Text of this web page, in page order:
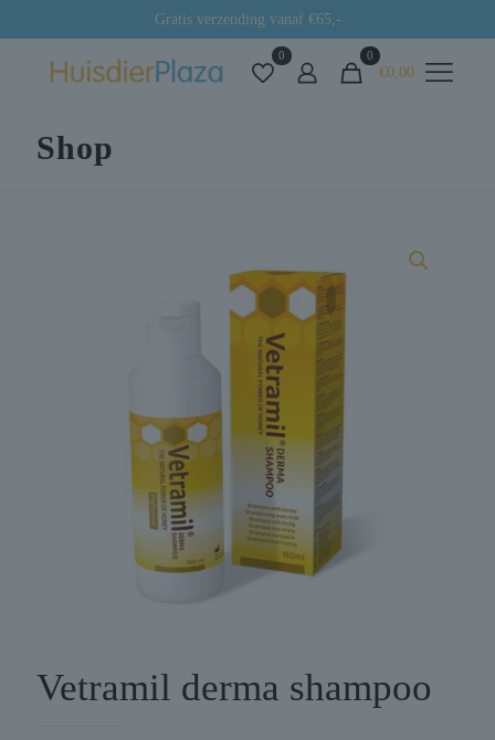
Gratis verzending vanaf €65,-
0 0
€0,00
Shop
Vetramil derma shampoo